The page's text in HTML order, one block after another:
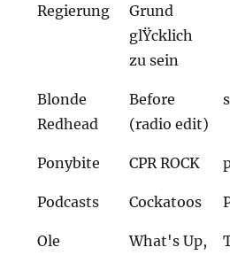
Regierung
Grund
glŸcklich
zu sein
Blonde
Redhead
Before
(radio edit)
Ponybite CPR ROCK
Podcasts Cockatoos
Ole
What's Up,